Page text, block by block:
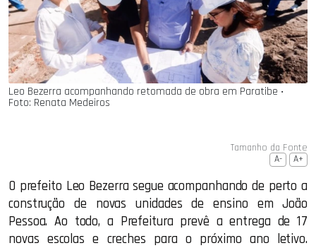
Leo Bezerra acompanhando retomada de obra em Paratibe ‧
Foto: Renata Medeiros
Tamanho da Fonte
A- A+
O prefeito Leo Bezerra segue acompanhando de perto a
construção de novas unidades de ensino em João
Pessoa. Ao todo, a Prefeitura prevê a entrega de 17
novas escolas e creches para o próximo ano letivo.